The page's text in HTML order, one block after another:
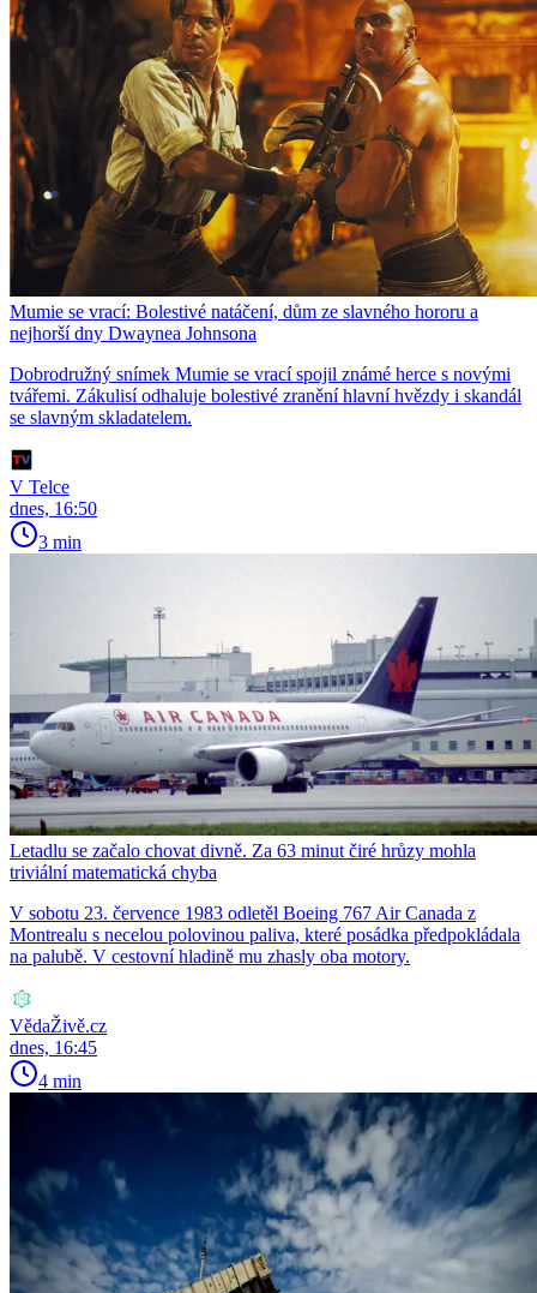
Mumie se vrací: Bolestivé natáčení, dům ze slavného hororu a
nejhorší dny Dwaynea Johnsona
Dobrodružný snímek Mumie se vrací spojil známé herce s novými
tvářemi. Zákulisí odhaluje bolestivé zranění hlavní hvězdy i skandál
se slavným skladatelem.
V Telce
dnes, 16:50
3 min
Letadlu se začalo chovat divně. Za 63 minut čiré hrůzy mohla
triviální matematická chyba
V sobotu 23. července 1983 odletěl Boeing 767 Air Canada z
Montrealu s necelou polovinou paliva, které posádka předpokládala
na palubě. V cestovní hladině mu zhasly oba motory.
VědaŽivě.cz
dnes, 16:45
4 min